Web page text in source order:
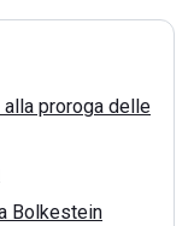
proroga delle
Bolkestein